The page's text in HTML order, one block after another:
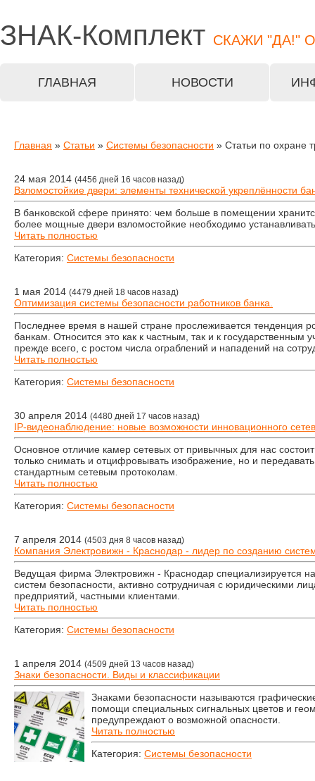
ЗНАК-Комплект СКАЖИ "ДА!"
ГЛАВНАЯ НОВОСТИ
Главная » Статьи » Системы безопасности » Статьи по охране
24 мая 2014 (4456 дней 16 часов назад)
Взломостойкие двери: элементы технической укреплённости
В банковской сфере принято: чем больше в помещении
более мощные двери взломостойкие необходимо
Читать полностью
Категория: Системы безопасности
1 мая 2014 (4479 дней 18 часов назад)
Оптимизация системы безопасности работников банка.
Последнее время в нашей стране прослеживается тенденция
банкам. Относится это как к частным, так и к государственным
прежде всего, с ростом числа ограблений и нападений на
Читать полностью
Категория: Системы безопасности
30 апреля 2014 (4480 дней 17 часов назад)
IP-видеонаблюдение: новые возможности инновационного
Основное отличие камер сетевых от привычных для нас
только снимать и отцифровывать изображение, но и
стандартным сетевым протоколам.
Читать полностью
Категория: Системы безопасности
7 апреля 2014 (4503 дня 8 часов назад)
Компания Электровижн - Краснодар - лидер по созданию
Ведущая фирма Электровижн - Краснодар специализируется
систем безопасности, активно сотрудничая с юридическими
предприятий, частными клиентами.
Читать полностью
Категория: Системы безопасности
1 апреля 2014 (4509 дней 13 часов назад)
Знаки безопасности. Виды и классификации
Знаками безопасности называются
помощи специальных сигнальных цветов и
предупреждают о возможной опасности.
Читать полностью
Категория: Системы безопасности